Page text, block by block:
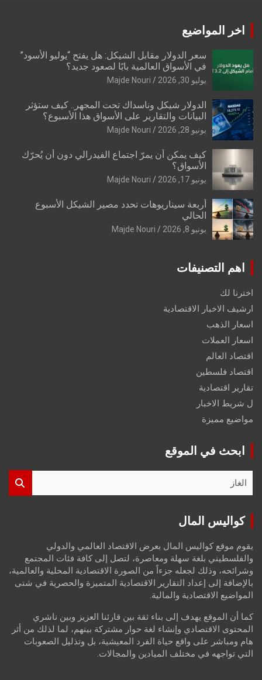
اخر المواضيع
سعر الدولار مقابل الشيكل: هل يفتح “يوليو الأسود”
في الأسواق العالمية بابًا لصعود جديد؟
يوليو 30, 2026 Majde Nouri
الدولار شيكل وناسداك تحت المجهر.. كيف ستؤثر
البيانات والتقارير على الأسواق هذا الأسبوع؟
يونيو 28, 2026 Majde Nouri
كيف يمكن أن يمرّ اجتماع الفيدرالي دون أن يُحرّك
الأسواق؟
يونيو 17, 2026 Majde Nouri
أربعة سيناريوهات تحدد مصير الشيكل الأسبوع
الحالي
يونيو 8, 2026 Majde Nouri
اهم التصنيفات
اخترنا لك
ارشيف الاخبار الاقتصادية
اسعار الذهب
اسعار العملات
اقتصاد العالم
اقتصاد فلسطين
تقارير اقتصادية
ل شريط الاخبار
مواضيع مميزة
ابحث في الموقع
r
كواليس المال
يقوم موقع كواليس المال بعرض الاقتصاد العالمي والدولي
والفلسطيني بلغة سهلة ومعاصرة، لتصل إلى كافة فئات المجتمع
وشرائحه، وذلك لجعله جزءاً من الصورة الاقتصادية المحلية والعالمية،
بالإضافة إلى إعداد التقارير الاقتصادية المتميزة والحصرية في شتى
المواضيع الاقتصادية والمالية.
كما أن الموقع يهدف إلى بناء ثقة بين قارئنا العزيز وبين ناشري
المحتوى الاقتصادي وإنشاء لغة حوار مشتركة بينهم، لما لذلك من أثر
هام ومباشر على واقع حياة الفرد المعيشية، بل وتذليل الصعوبات
التي تواجهه في مختلف الميادين والمجالات.